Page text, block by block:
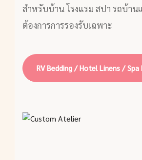
สำหรับบ้าน โรงแรม สปา รถบ้า
ต้องการการรองรับเฉพาะ
RV Bedding / Hotel Linens / Spa